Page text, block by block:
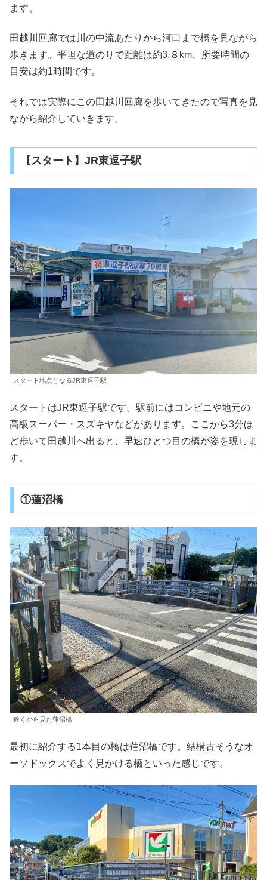
ます。
田越川回廊では川の中流あたりから河口まで橋を見ながら
歩きます。平坦な道のりで距離は約3.８km、所要時間の
目安は約1時間です。
それでは実際にこの田越川回廊を歩いてきたので写真を見
ながら紹介していきます。
【スタート】JR東逗子駅
スタート地点となるJR東逗子駅
スタートはJR東逗子駅です。駅前にはコンビニや地元の
高級スーパー・スズキヤなどがあります。ここから3分ほ
ど歩いて田越川へ出ると、早速ひとつ目の橋が姿を現しま
す。
①蓮沼橋
近くから見た蓮沼橋
最初に紹介する1本目の橋は蓮沼橋です。結構古そうなオ
ーソドックスでよく見かける橋といった感じです。